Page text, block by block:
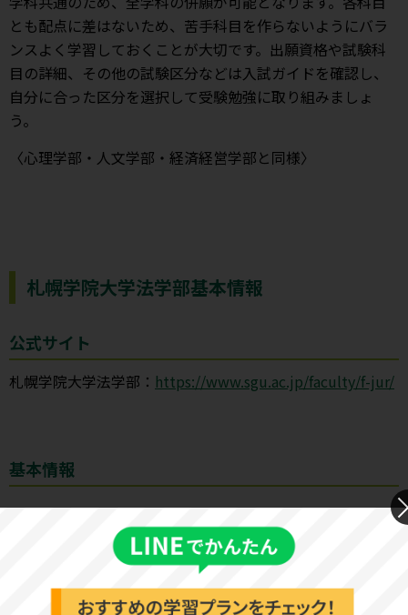
とも配点に差はないため、苦手科目を作らないようにバラ
ンスよく学習しておくことが大切です。出願資格や試験科
目の詳細、その他の試験区分などは入試ガイドを確認し、
自分に合った区分を選択して受験勉強に取り組みましょ
う。
〈心理学部・人文学部・経済経営学部と同様〉
札幌学院大学法学部基本情報
公式サイト
札幌学院大学法学部： https://www.sgu.ac.jp/faculty/f-jur/
基本情報